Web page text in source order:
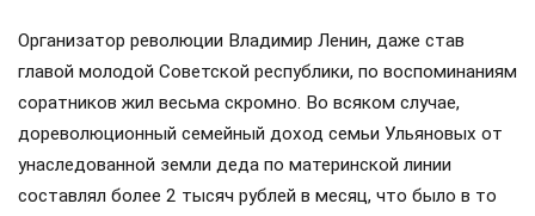
Организатор революции Владимир Ленин, даже став
главой молодой Советской республики, по воспоминаниям
соратников жил весьма скромно. Во всяком случае,
дореволюционный семейный доход семьи Ульяновых от
унаследованной земли деда по материнской линии
составлял более 2 тысяч рублей в месяц, что было в то